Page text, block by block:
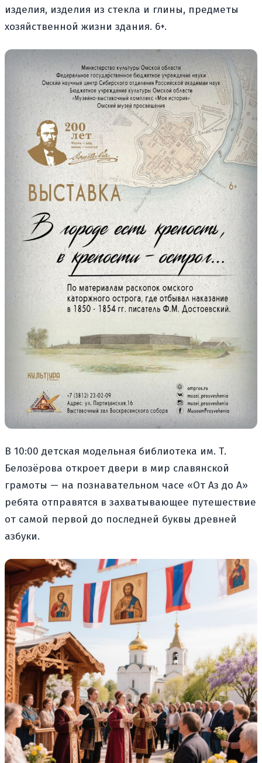
изделия, изделия из стекла и глины, предметы
хозяйственной жизни здания. 6+.
В 10:00 детская модельная библиотека им. Т.
Белозёрова откроет двери в мир славянской
грамоты — на познавательном часе «От Аз до А»
ребята отправятся в захватывающее путешествие
от самой первой до последней буквы древней
азбуки.